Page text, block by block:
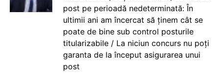
post pe perioadă nedeterminată: În
ultimii ani am încercat să ținem cât se
poate de bine sub control posturile
titularizabile / La niciun concurs nu poți
garanta de la început asigurarea unui
post